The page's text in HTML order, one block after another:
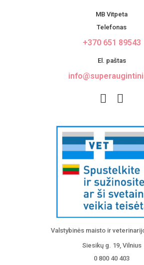
MB Vitpeta
Telefonas
+370 651 89543
El. paštas
Valstybinės maisto ir
Siesikų g. 19, Vilnius
0 800 40 403